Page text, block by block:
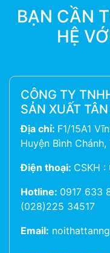
BẠN CẦN
HỆ
CÔNG TY
SẢN XUẤT
Địa chỉ: F1/15A1
Huyện Bình
Điện thoại: CSKH
Hotline: 0917 633
(028)225 34517
Email: